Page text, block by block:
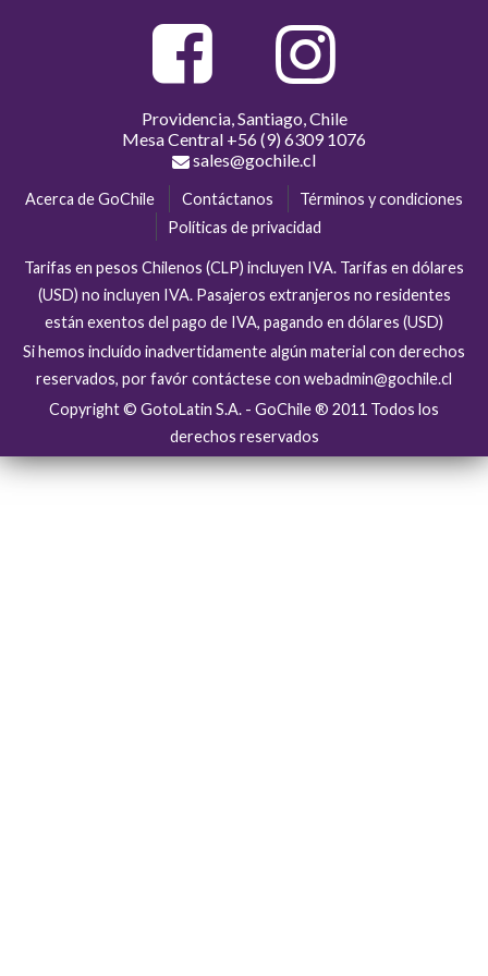
Providencia, Santiago, Chile
Mesa Central +56 (9) 6309 1076
sales@gochile.cl
Acerca de GoChile Contáctanos
Términos y condiciones
Políticas de privacidad
Tarifas en pesos Chilenos (CLP) incluyen IVA. Tarifas en dólares
(USD) no incluyen IVA. Pasajeros extranjeros no residentes
están exentos del pago de IVA, pagando en dólares (USD)
Si hemos incluído inadvertidamente algún material con derechos
reservados, por favór contáctese con webadmin@gochile.cl
Copyright © GotoLatin S.A. - GoChile ® 2011 Todos los
derechos reservados